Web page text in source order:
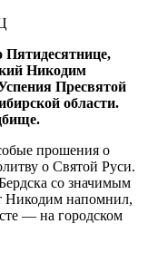
Пятидесятнице,
Никодим
Пресвятой
области.
прошения о
о Святой Руси.
со значимым
Никодим напомнил,
— на городском